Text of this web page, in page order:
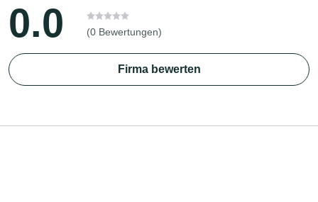
0.0 (0 Bewertungen)
Firma bewerten